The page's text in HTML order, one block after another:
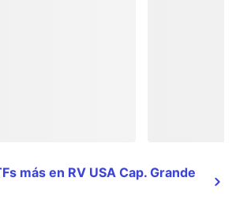
más en RV USA Cap. Grande